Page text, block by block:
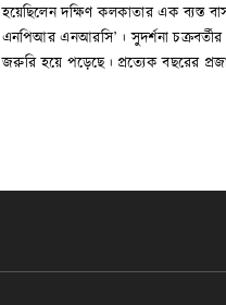
হয়েছিলেন দক্ষিণ কলকাতার এক ব্যস্ত
এনপিআর এনআরসি’। সুদর্শনা
জরুরি হয়ে পড়েছে। প্রত্যেক বছরের